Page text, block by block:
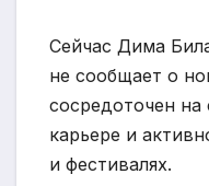
Сейчас Дима
не сообщает о
сосредоточен
карьере и
и фестивалях.